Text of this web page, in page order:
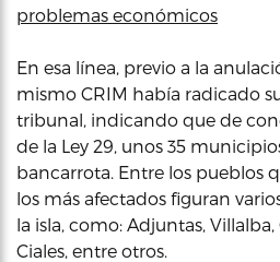
problemas económicos
En esa línea, previo a la
mismo CRIM había radicado
tribunal, indicando que de
de la Ley 29, unos 35
bancarrota. Entre los pueblos
los más afectados figuran
la isla, como: Adjuntas, Villalba,
Ciales, entre otros.